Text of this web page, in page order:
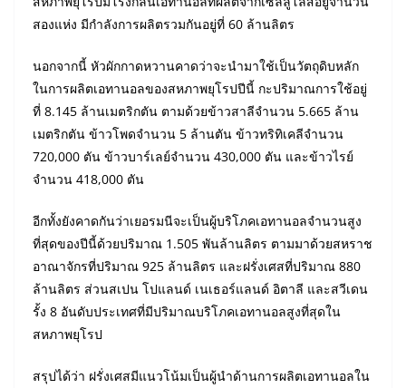
สองแห่ง มีกำลังการผลิตรวมกันอยู่ที่ 60 ล้านลิตร
นอกจากนี้ หัวผักกาดหวานคาดว่าจะนำมาใช้เป็นวัตถุดิบหลัก
ในการผลิตเอทานอลของสหภาพยุโรปปีนี้ กะปริมาณการใช้อยู่
ที่ 8.145 ล้านเมตริกตัน ตามด้วยข้าวสาลีจำนวน 5.665 ล้าน
เมตริกตัน ข้าวโพดจำนวน 5 ล้านตัน ข้าวทริทิเคลีจำนวน
720,000 ตัน ข้าวบาร์เลย์จำนวน 430,000 ตัน และข้าวไรย์
จำนวน 418,000 ตัน
อีกทั้งยังคาดกันว่าเยอรมนีจะเป็นผู้บริโภคเอทานอลจำนวนสูง
ที่สุดของปีนี้ด้วยปริมาณ 1.505 พันล้านลิตร ตามมาด้วยสหราช
อาณาจักรที่ปริมาณ 925 ล้านลิตร และฝรั่งเศสที่ปริมาณ 880
ล้านลิตร ส่วนสเปน โปแลนด์ เนเธอร์แลนด์ อิตาลี และสวีเดน
รั้ง 8 อันดับประเทศที่มีปริมาณบริโภคเอทานอลสูงที่สุดใน
สหภาพยุโรป
สรุปได้ว่า ฝรั่งเศสมีแนวโน้มเป็นผู้นำด้านการผลิตเอทานอลใน